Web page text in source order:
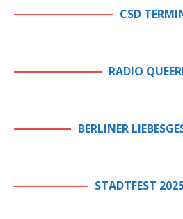
CSD
RADIO
BERLINER
STADTFEST